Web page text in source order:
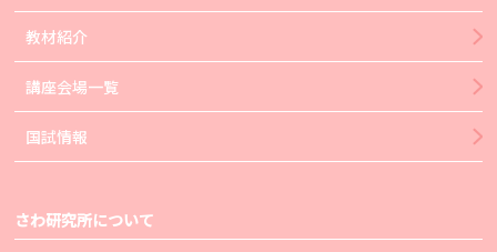
教材紹介
講座会場一覧
国試情報
さわ研究所について